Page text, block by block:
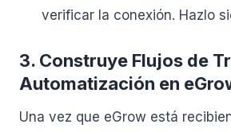
verificar la conexión. Hazlo
3. Construye Flujos de
Automatización en
Una vez que eGrow está